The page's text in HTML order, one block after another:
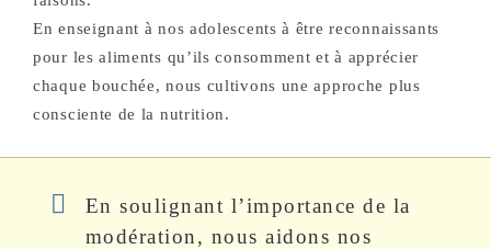
En enseignant à nos adolescents à être reconnaissants
pour les aliments qu’ils consomment et à apprécier
chaque bouchée, nous cultivons une approche plus
consciente de la nutrition.
En soulignant l’importance de la
modération, nous aidons nos